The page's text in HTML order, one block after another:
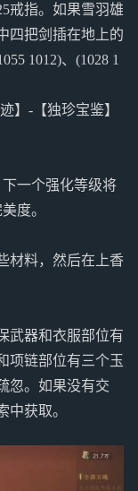
戒指。如果雪羽雄
四把剑插在地上的
1012)、(1028 1
】-【独珍宝鉴】
一个强化等级将
度。
材料，然后在上香
武器和衣服部位有
项链部位有三个玉
忽。如果没有交
中获取。